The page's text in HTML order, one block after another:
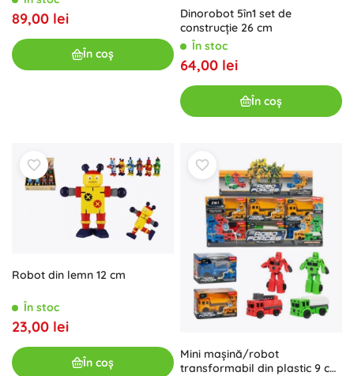
89,00 lei
În coș
Dinorobot 5în1 set de
construcție 26 cm
În stoc
64,00 lei
În coș
Robot din lemn 12 cm
În stoc
23,00 lei
În coș
Mini mașină/robot
transformabil din plastic 9 cm,